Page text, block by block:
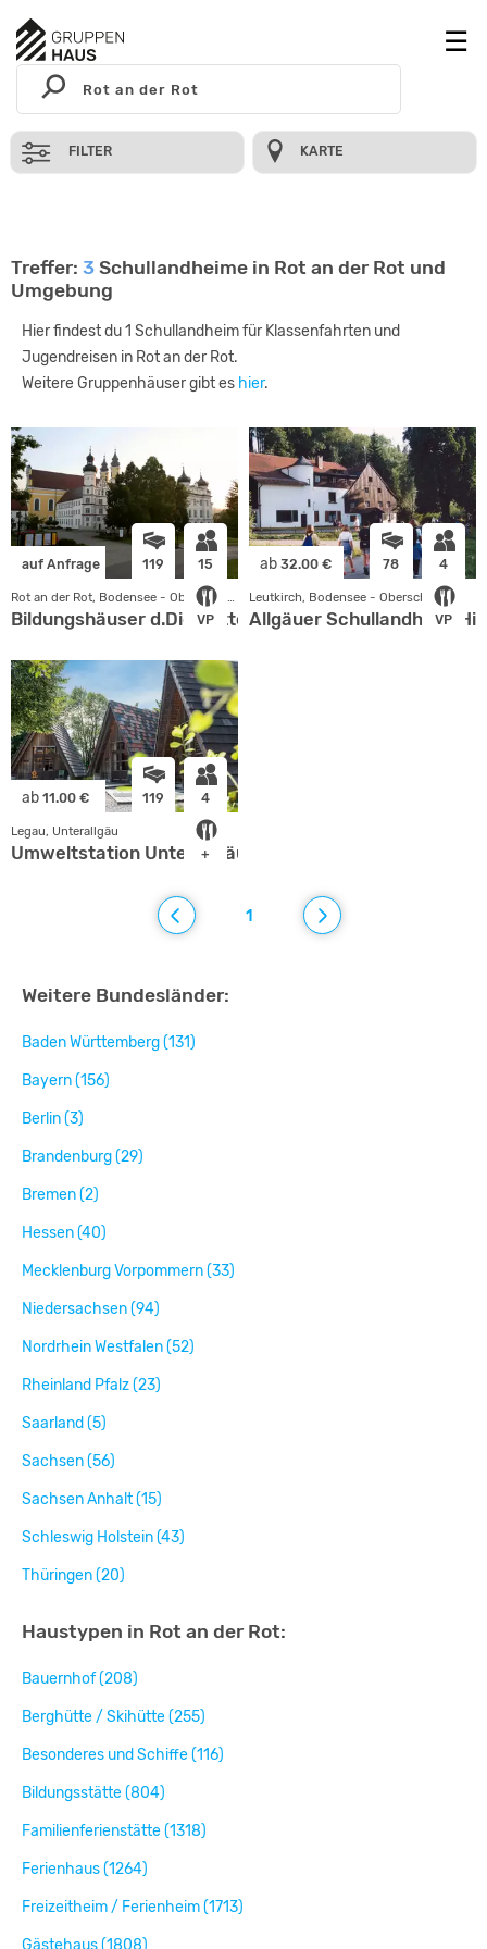
FILTER KARTE
Treffer: 3 Schullandheime in Rot an der Rot und
Umgebung
Hier findest du 1 Schullandheim für Klassenfahrten und
Jugendreisen in Rot an der Rot.
Weitere Gruppenhäuser gibt es hier.
auf Anfrage 119 15
VP
Rot an der Rot, Bodensee - Oberschwaben
Bildungshäuser d.Diö.Rottenburg Stgt.
ab 32.00 € 78 4
VP
Leutkirch, Bodensee - Oberschwaben
Allgäuer Schullandheim
ab 11.00 € 119 4
+
Legau, Unterallgäu
Umweltstation Unterallgäu
1
Weitere Bundesländer:
Baden Württemberg (131)
Bayern (156)
Berlin (3)
Brandenburg (29)
Bremen (2)
Hessen (40)
Mecklenburg Vorpommern (33)
Niedersachsen (94)
Nordrhein Westfalen (52)
Rheinland Pfalz (23)
Saarland (5)
Sachsen (56)
Sachsen Anhalt (15)
Schleswig Holstein (43)
Thüringen (20)
Haustypen in Rot an der Rot:
Bauernhof (208)
Berghütte / Skihütte (255)
Besonderes und Schiffe (116)
Bildungsstätte (804)
Familienferienstätte (1318)
Ferienhaus (1264)
Freizeitheim / Ferienheim (1713)
Gästehaus (1808)